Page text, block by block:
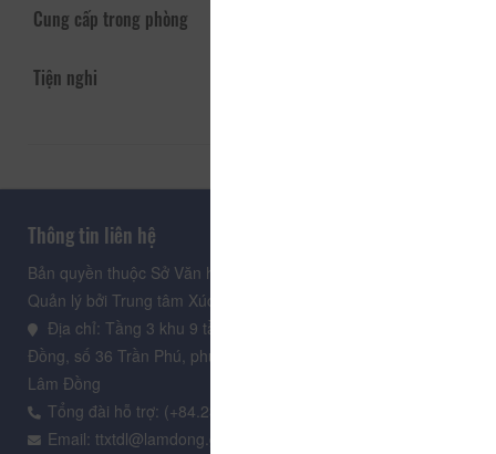
Cung cấp trong phòng
Tiện nghi
Thông tin liên hệ
Bản quyền thuộc Sở Văn hoá, Thể thao và Du lịch Lâm Đồng.
Quản lý bởi Trung tâm Xúc tiến Du lịch Lâm Đồng
Địa chỉ: Tầng 3 khu 9 tầng, Trung tâm Hành chính tỉnh Lâm
Đồng, số 36 Trần Phú, phường Xuân Hương - Đà Lạt, tỉnh
Lâm Đồng
Tổng đài hỗ trợ: (+84.235) 3.916.961
Email: ttxtdl@lamdong.gov.vn